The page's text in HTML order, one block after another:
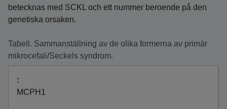
betecknas med SCKL och ett nummer beroende på den
genetiska orsaken.
Tabell. Sammanställning av de olika formerna av primär
mikrocefali/Seckels syndrom.
MCPH1